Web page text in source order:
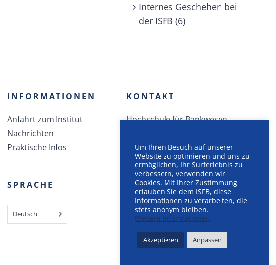
Internes Geschehen bei
der ISFB (6)
INFORMATIONEN
Anfahrt zum Institut
Nachrichten
Praktische Infos
SPRACHE
Deutsch
KONTAKT
Hochschule für Bankwesen
CH-1212 Grand-Lancy
+41.58.414.40.40
info AT isfb.ch
Um Ihren Besuch auf unserer
Website zu optimieren und uns zu
ermöglichen, Ihr Surferlebnis zu
verbessern, verwenden wir
Cookies. Mit Ihrer Zustimmung
erlauben Sie dem ISFB, diese
Informationen zu verarbeiten, die
stets anonym bleiben.
Weitere Informationen
Akzeptieren Anpassen